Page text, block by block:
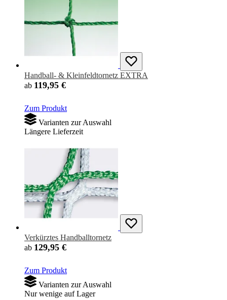
Handball- & Kleinfeldtornetz EXTRA
ab 119,95 €
Zum Produkt
Varianten zur Auswahl
Längere Lieferzeit
Verkürztes Handballtornetz
ab 129,95 €
Zum Produkt
Varianten zur Auswahl
Nur wenige auf Lager